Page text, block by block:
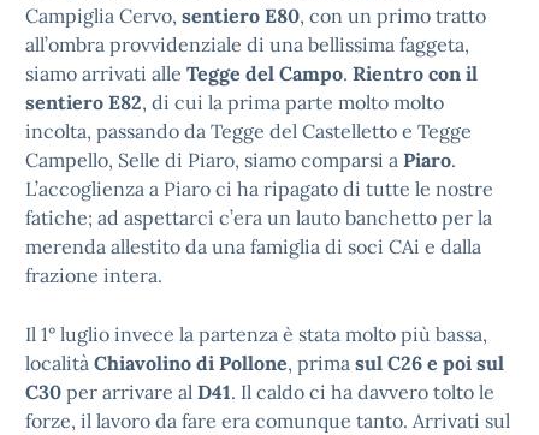
Campiglia Cervo, sentiero E80, con un primo tratto
all’ombra provvidenziale di una bellissima faggeta,
siamo arrivati alle Tegge del Campo. Rientro con il
sentiero E82, di cui la prima parte molto molto
incolta, passando da Tegge del Castelletto e Tegge
Campello, Selle di Piaro, siamo comparsi a Piaro.
L’accoglienza a Piaro ci ha ripagato di tutte le nostre
fatiche; ad aspettarci c’era un lauto banchetto per la
merenda allestito da una famiglia di soci CAi e dalla
frazione intera.
Il 1° luglio invece la partenza è stata molto più bassa,
località Chiavolino di Pollone, prima sul C26 e poi sul
C30 per arrivare al D41. Il caldo ci ha davvero tolto le
forze, il lavoro da fare era comunque tanto. Arrivati sul